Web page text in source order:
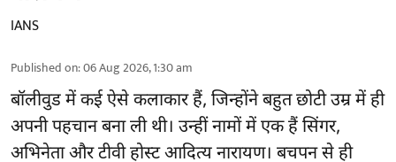
IANS
Published on:06 Aug 2026, 1:30 am
बॉलीवुडमें कई ऐसे कलाकार हैं, जिन्होंने बहुत छोटी उम्र में ही
अपनी पहचान बना ली थी। उन्हीं नामों में एक हैं सिंगर,
अभिनेता और टीवी होस्ट आदित्य नारायण। बचपन से ही